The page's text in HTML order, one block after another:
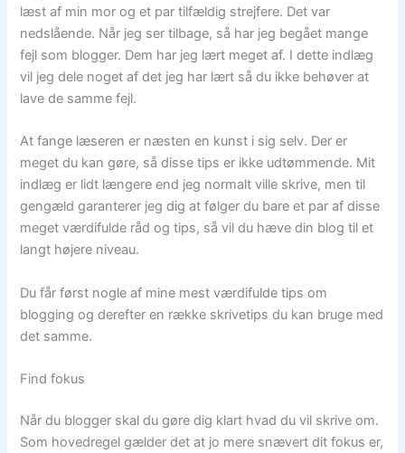
læst af min mor og et par tilfældig strejfere. Det var
nedslående. Når jeg ser tilbage, så har jeg begået mange
fejl som blogger. Dem har jeg lært meget af. I dette indlæg
vil jeg dele noget af det jeg har lært så du ikke behøver at
lave de samme fejl.
At fange læseren er næsten en kunst i sig selv. Der er
meget du kan gøre, så disse tips er ikke udtømmende. Mit
indlæg er lidt længere end jeg normalt ville skrive, men til
gengæld garanterer jeg dig at følger du bare et par af disse
meget værdifulde råd og tips, så vil du hæve din blog til et
langt højere niveau.
Du får først nogle af mine mest værdifulde tips om
blogging og derefter en række skrivetips du kan bruge med
det samme.
Find fokus
Når du blogger skal du gøre dig klart hvad du vil skrive om.
Som hovedregel gælder det at jo mere snævert dit fokus er,